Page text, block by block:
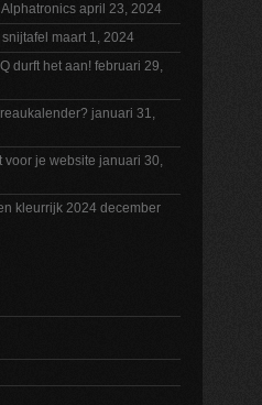
april 23, 2024
maart 1, 2024
durft het aan! februari 29,
januari 31,
voor je website januari 30,
kleurrijk 2024 december